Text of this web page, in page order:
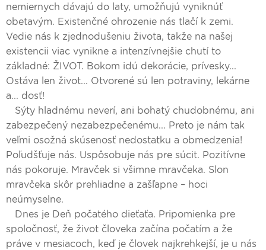
nemiernych dávajú do laty, umožňujú vyniknúť
obetavým. Existenčné ohrozenie nás tlačí k zemi.
Vedie nás k zjednodušeniu života, takže na našej
existencii viac vynikne a intenzívnejšie chutí to
základné: ŽIVOT. Bokom idú dekorácie, prívesky...
Ostáva len život... Otvorené sú len potraviny, lekárne
a... dosť!
Sýty hladnému neverí, ani bohatý chudobnému, ani
zabezpečený nezabezpečenému... Preto je nám tak
veľmi osožná skúsenosť nedostatku a obmedzenia!
Poľudšťuje nás. Uspôsobuje nás pre súcit. Pozitívne
nás pokoruje. Mravček si všimne mravčeka. Slon
mravčeka skôr prehliadne a zašľapne – hoci
neúmyselne.
Dnes je Deň počatého dieťaťa. Pripomienka pre
spoločnosť, že život človeka začína počatím a že
práve v mesiacoch, keď je človek najkrehkejší, je u nás